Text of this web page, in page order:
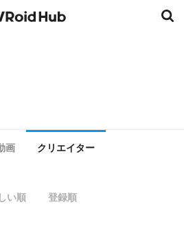
画 クリエイター
い順 登録順